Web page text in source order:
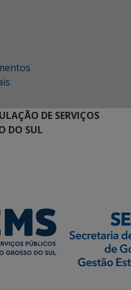
DE SERVIÇOS
DO SUL